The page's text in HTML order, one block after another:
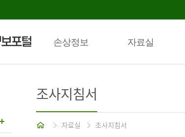
손상정보 자료실
조사지침서
홈 자료실 조사지침서